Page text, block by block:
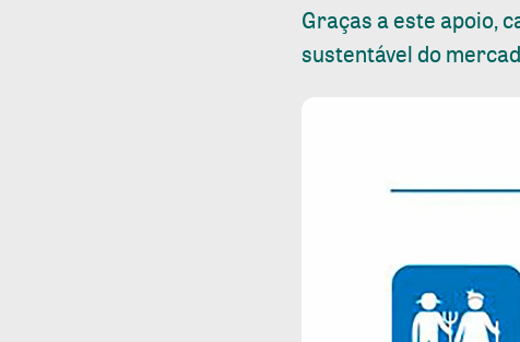
Graças a este apoio,
sustentável do